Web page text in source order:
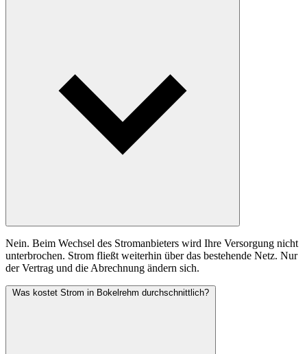
Nein. Beim Wechsel des Stromanbieters wird Ihre Versorgung nicht
unterbrochen. Strom fließt weiterhin über das bestehende Netz. Nur
der Vertrag und die Abrechnung ändern sich.
Was kostet Strom in Bokelrehm durchschnittlich?